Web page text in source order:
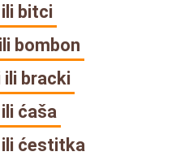
bitci
bombon
ili bracki
ćaša
ćestitka